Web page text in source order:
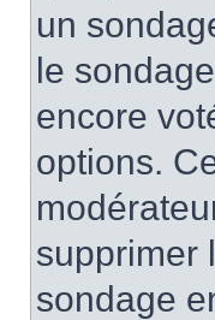
un
le
encore
options.
supprimer
sondage